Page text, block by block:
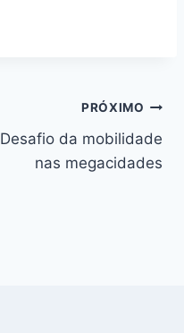
PRÓXIMO
Desafio da mobilidade
nas megacidades